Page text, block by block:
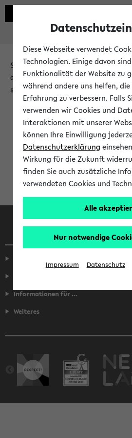
Sie möchten auf eine eKVV
erst nach einer Anmeldung am
steht.
Bitte melden
Anmeldung am
Informationen für ...
Weiteres
Diese Webseite verwendet
Technologien. Einige davon
Funktionalität der Website zu
während andere uns helfen,
Erfahrung zu verbessern. Falls
verwenden wir Cookies und
Interaktionen mit unserer
können Ihre Einwilligung
Datenschutzerklärung
Wirkung für die Zukunft
finden Sie auch zusätzliche
verwendeten Cookies und
Alle
Nur notwendige
Impressum Datenschutz